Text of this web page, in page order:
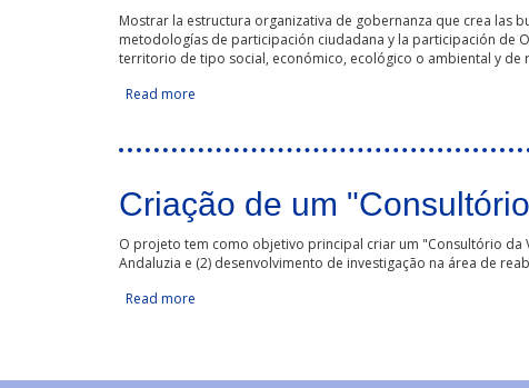
Mostrar la estructura organizativa de gobernanza que crea las
metodologías de participación ciudadana y la participación de
territorio de tipo social, económico, ecológico o ambiental y de
Read more
Criação de um
O projeto tem como objetivo principal criar um "Consultório da
Andaluzia e (2) desenvolvimento de investigação na área de
Read more